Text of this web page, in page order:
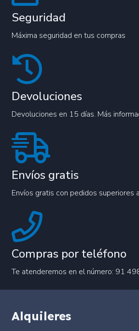
Seguridad
Máxima seguridad en tus compras
Devoluciones
Devoluciones en 15 días. Más
Envíos gratis
Envíos gratis con pedidos superiores
Compras por teléfono
Te atenderemos en el número: 91
Alquileres